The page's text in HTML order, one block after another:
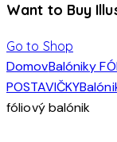
Want to Buy
Go to Shop
DomovBalóniky
POSTAVIČKY
fóliový balónik